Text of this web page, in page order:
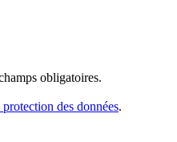
obligatoires.
des données.